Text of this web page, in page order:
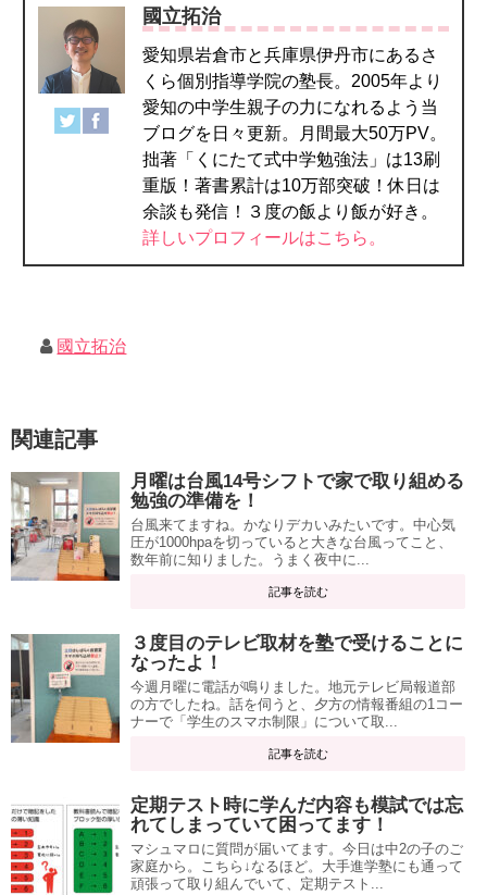
國立拓治
愛知県岩倉市と兵庫県伊丹市にあるさ
くら個別指導学院の塾長。2005年より
愛知の中学生親子の力になれるよう当
ブログを日々更新。月間最大50万PV。
拙著「くにたて式中学勉強法」は13刷
重版！著書累計は10万部突破！休日は
余談も発信！３度の飯より飯が好き。
詳しいプロフィールはこちら。
國立拓治
関連記事
月曜は台風14号シフトで家で取り組める
勉強の準備を！
台風来てますね。かなりデカいみたいです。中心気
圧が1000hpaを切っていると大きな台風ってこと、
数年前に知りました。うまく夜中に...
記事を読む
３度目のテレビ取材を塾で受けることに
なったよ！
今週月曜に電話が鳴りました。地元テレビ局報道部
の方でしたね。話を伺うと、夕方の情報番組の1コー
ナーで「学生のスマホ制限」について取...
記事を読む
定期テスト時に学んだ内容も模試では忘
れてしまっていて困ってます！
マシュマロに質問が届いてます。今日は中2の子のご
家庭から。こちら↓なるほど。大手進学塾にも通って
頑張って取り組んでいて、定期テスト...